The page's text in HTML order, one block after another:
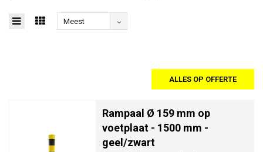
Meest
ALLES OP OFFERTE
Rampaal Ø 159 mm op
voetplaat - 1500 mm -
geel/zwart